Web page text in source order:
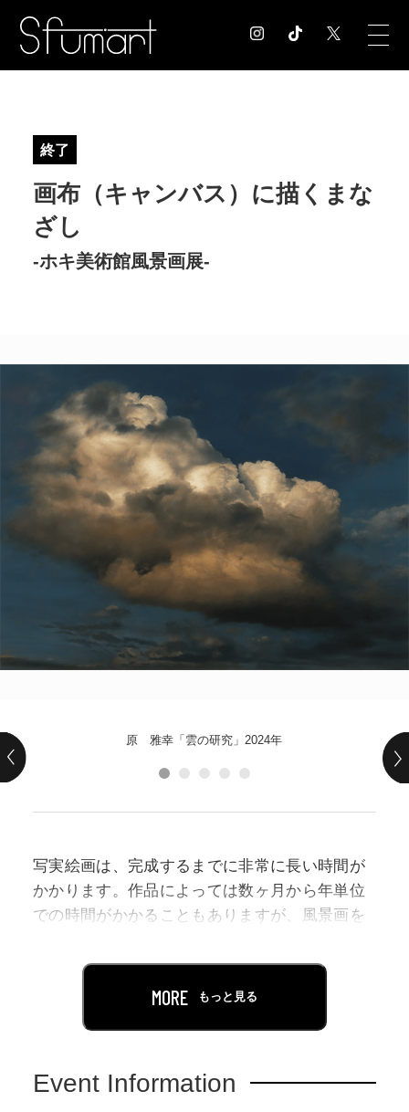
EXHIBITION 展覧会情報
NEWS
POLICY COMPANY
終了
画布（キャンバス）に描くまな
ざし
-ホキ美術館風景画展-
原 雅幸「雲の研究」2024年
写実絵画は、完成するまでに非常に長い時間が
かかります。作品によっては数ヶ月から年単位
での時間がかかることもありますが、風景画を
にも、モデルとなった目の前の風景はさまざま
に形を変えていることでしょう。
じた印象で描き出しています。
MORE もっと見る
Event Information